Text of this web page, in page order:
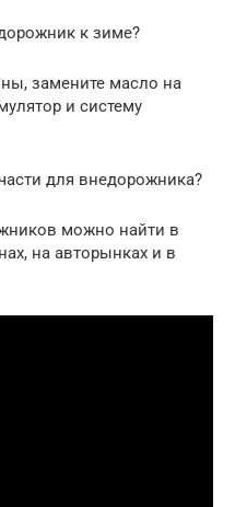
к зиме?
замените масло на
и систему
для внедорожника?
можно найти в
на авторынках и в